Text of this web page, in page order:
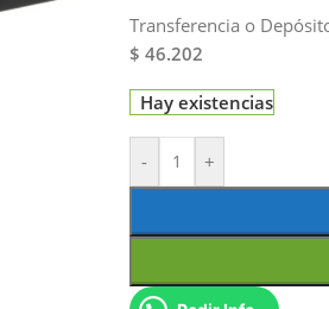
Transferencia o
$ 46.202
Hay existencias
- +